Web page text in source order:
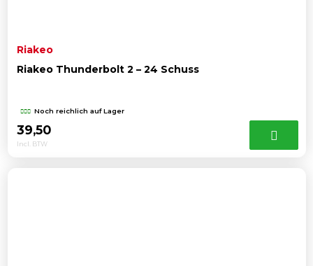
Riakeo
Riakeo Thunderbolt 2 – 24 Schuss
Noch reichlich auf Lager
39,50
Incl. BTW